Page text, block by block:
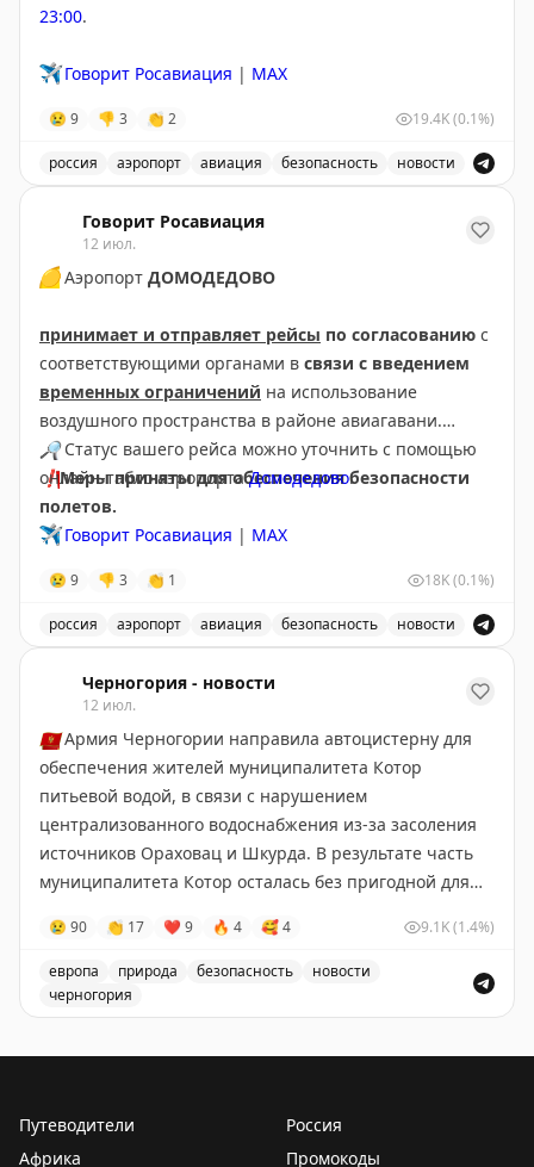
23:00.
✈️ Говорит Росавиация | MAX
😢 9 👎 3 👏 2 19.4K(0.1%)
россия аэропорт авиация безопасность новости
Говорит Росавиация
12 июл.
🟡Аэропорт ДОМОДЕДОВО
принимает и отправляет рейсы по согласованию с
соответствующими органами в связи с введением
временных ограничений на использование
воздушного пространства в районе авиагавани.
❗️Меры приняты для обеспечения безопасности
полетов.
🔎Статус вашего рейса можно уточнить с помощью
онлайн-табло аэропортаДомодедово.
✈️ Говорит Росавиация | МАХ
😢 9 👎 3 👏 1 18K(0.1%)
россия аэропорт авиация безопасность новости
Черногория - новости
12 июл.
🇲🇪Армия Черногории направила автоцистерну для
обеспечения жителей муниципалитета Котор
питьевой водой, в связи с нарушением
централизованного водоснабжения из-за засоления
источников Ораховац и Шкурда. В результате часть
муниципалитета Котор осталась без пригодной для
Черногория-Новости
😢 90 👏 17 ❤ 9 🔥 4 🥰4 9.1K(1.4%)
европа природа безопасность
новости
черногория
Путеводители
Россия
Африка
Промокоды